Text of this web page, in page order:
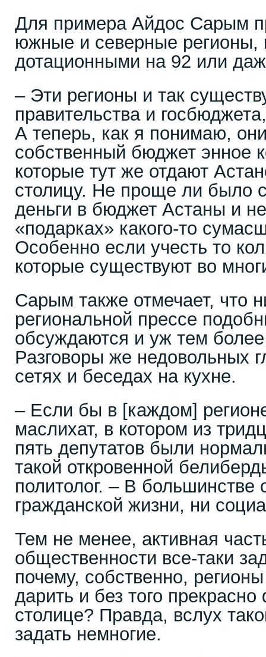
Для примера Айдос Сарым
южные и северные регионы,
дотационными на 92 или
– Эти регионы и так
правительства и
А теперь, как я понимаю,
собственный бюджет энное
которые тут же отдают
столицу. Не проще ли было
деньги в бюджет Астаны и
«подарках» какого-то
Особенно если учесть то
которые существуют во
Сарым также отмечает, что
региональной прессе
обсуждаются и уж тем
Разговоры же недовольных
сетях и беседах на кухне.
– Если бы в [каждом]
маслихат, в котором из
пять депутатов были
такой откровенной
политолог. – В большинстве
гражданской жизни, ни
Тем не менее, активная
общественности все-таки
почему, собственно,
дарить и без того
столице? Правда, вслух
задать немногие.